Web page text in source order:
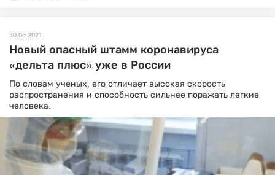
30.06.2021
Новый опасный штамм коронавируса
«дельта плюс» уже в России
По словам ученых, его отличает высокая скорость
распространения и способность сильнее поражать легкие
человека.